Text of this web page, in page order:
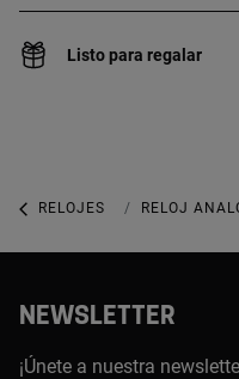
Listo para regalar
RELOJES RELOJES
RELOJ
NEWSLETTER
¡Únete a nuestra